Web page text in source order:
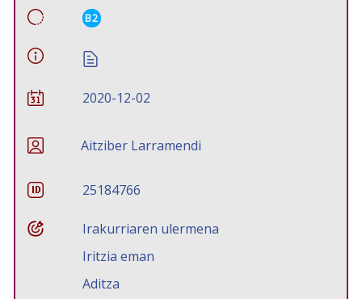
B2
2020-12-02
Aitziber Larramendi
25184766
Irakurriaren ulermena
Iritzia eman
Aditza